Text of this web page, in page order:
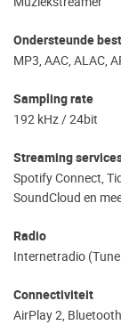
Ondersteunde
MP3, AAC, ALAC,
Sampling rate
192 kHz / 24bit
Streaming
Spotify Connect,
SoundCloud en
Radio
Internetradio
Connectiviteit
AirPlay 2,